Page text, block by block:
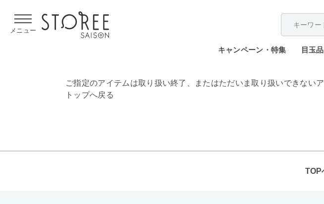
メニュー
キャンペーン・特集 目玉品
ご指定のアイテムは取り扱い終了、またはただいま取り扱いできないア
トップへ戻る
TOP